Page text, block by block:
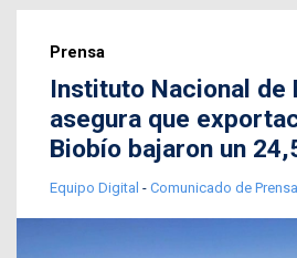
Prensa
Instituto Nacional de
asegura que
Biobío bajaron un
Equipo Digital - Comunicado de Prensa